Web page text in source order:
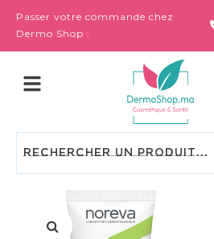
Passer votre commande chez
Dermo Shop :